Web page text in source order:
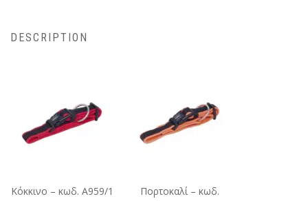
DESCRIPTION
Κόκκινο – κωδ. A959/1
Πορτοκαλί – κωδ.